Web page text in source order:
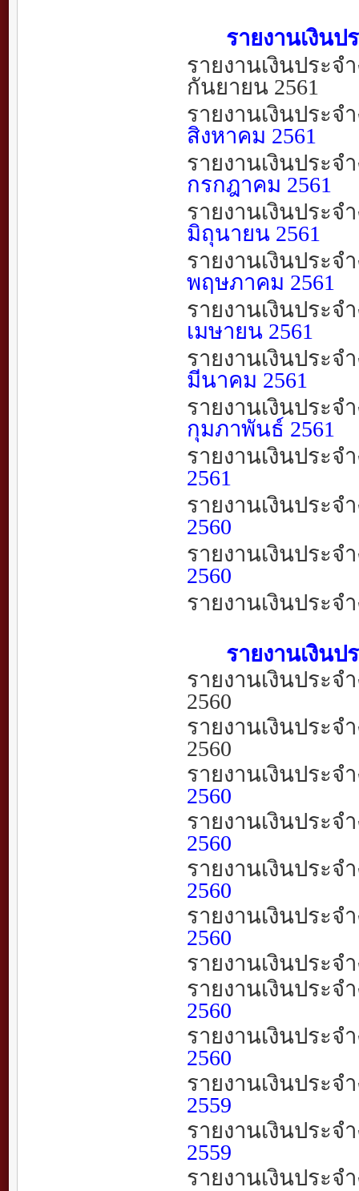
รายงานเงินปร
รายงานเงินประจ
กันยายน 2561
รายงานเงินประจ
สิงหาคม 2561
รายงานเงินประจ
กรกฎาคม 2561
รายงานเงินประจ
มิถุนายน 2561
รายงานเงินประจ
พฤษภาคม 2561
รายงานเงินประจ
เมษายน 2561
รายงานเงินประจ
มีนาคม 2561
รายงานเงินประจ
กุมภาพันธ์ 2561
รายงานเงินประจ
2561
รายงานเงินประจ
2560
รายงานเงินประจ
2560
รายงานเงินประจ
รายงานเงินปร
รายงานเงินประ
2560
รายงานเงินประ
2560
รายงานเงินประจ
2560
รายงานเงินประจ
2560
รายงานเงินประจ
2560
รายงานเงินประจ
2560
รายงานเงินประจ
รายงานเงินประจ
2560
รายงานเงินประจ
2560
รายงานเงินประจ
2559
รายงานเงินประจ
2559
รายงานเงินประจ